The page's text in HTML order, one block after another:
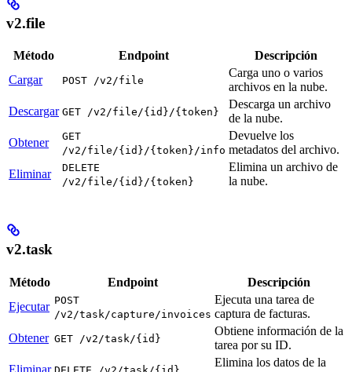
v2.file
Método Endpoint
Descripción
Cargar
POST /v2/file
Carga uno o varios
archivos en la nube.
Descargar GET /v2/file/{id}/{token}
Descarga un archivo
de la nube.
Obtener
GET
/v2/file/{id}/{token}/info
Devuelve los
metadatos del archivo.
Eliminar
DELETE
/v2/file/{id}/{token}
Elimina un archivo de
la nube.
v2.task
Método Endpoint
Descripción
Ejecutar POST
/v2/task/capture/invoices
Ejecuta una tarea de
captura de facturas.
Obtener GET /v2/task/{id}
Obtiene información de la
tarea por su ID.
Eliminar
Elimina los datos de la